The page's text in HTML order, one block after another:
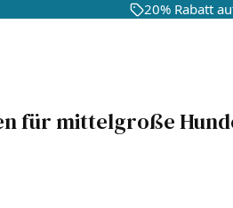
20% Rabatt
mittelgroße